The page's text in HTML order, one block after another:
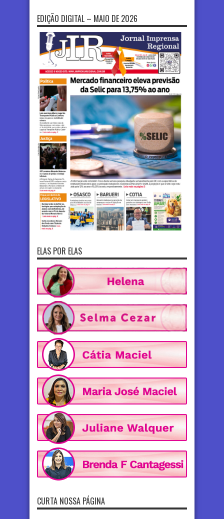
EDIÇÃO DIGITAL – MAIO DE 2026
ELAS POR ELAS
CURTA NOSSA PÁGINA